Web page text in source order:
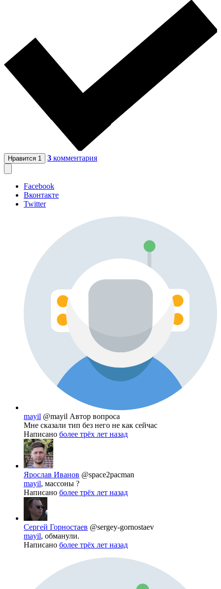
Нравится 1 3 комментария
Facebook
Вконтакте
Twitter
mayil @mayil Автор вопроса
Мне сказали тип без него не как сейчас
Написано более трёх лет назад
Ярослав Иванов @space2pacman
mayil, массоны ?
Написано более трёх лет назад
Сергей Горностаев @sergey-gornostaev
mayil, обманули.
Написано более трёх лет назад